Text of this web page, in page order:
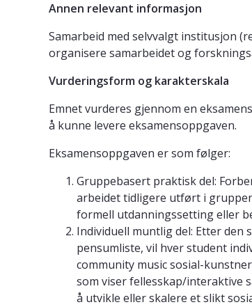
Annen relevant informasjon
Samarbeid med selvvalgt institusjon
organisere samarbeidet og
Vurderingsform og karakterskala
Emnet vurderes gjennom en
å kunne levere eksamensoppgaven.
Eksamensoppgaven er som følger:
Gruppebasert praktisk del:
arbeidet tidligere utført i
formell utdanningssetting eller
Individuell muntlig del: Etter
pensumliste, vil hver student
community music sosial-
som viser fellesskap/interaktive
å utvikle eller skalere et slikt